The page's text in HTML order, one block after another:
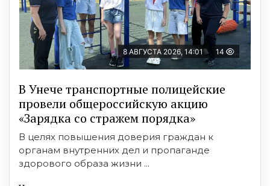
8 АВГУСТА 2026, 14:01 14
В Унече транспортные полицейские
провели общероссийскую акцию
«Зарядка со стражем порядка»
В целях повышения доверия граждан к
органам внутренних дел и пропаганде
здорового образа жизни ...